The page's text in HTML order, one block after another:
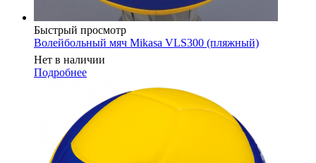
Быстрый просмотр
Волейбольный мяч Mikasa VLS300 (пляжный)
Нет в наличии
Подробнее